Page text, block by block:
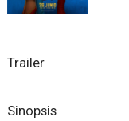
Trailer
Sinopsis